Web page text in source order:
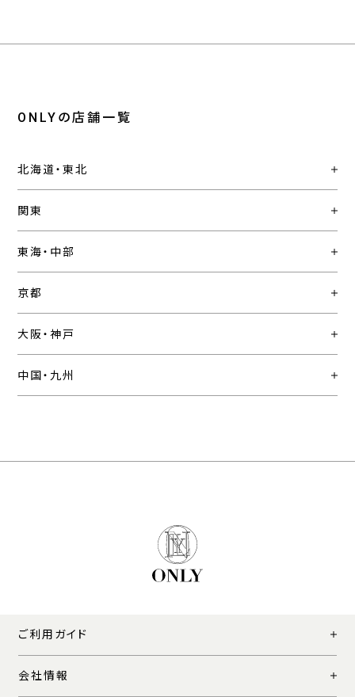
ONLYの店舗一覧
北海道・東北
関東
東海・中部
京都
大阪・神戸
中国・九州
ご利用ガイド
会社情報